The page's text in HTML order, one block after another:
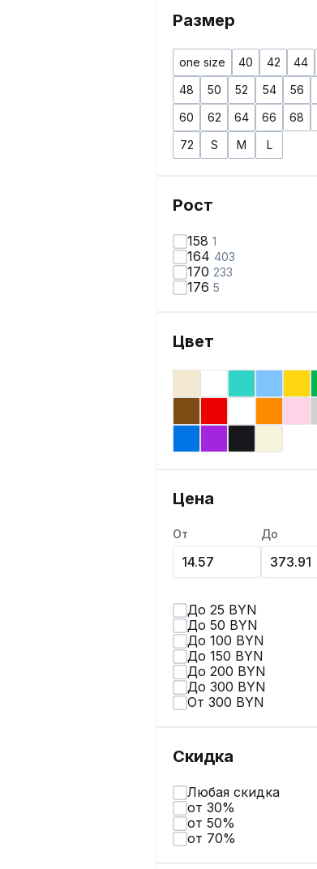
Размер
one size 40 42 44
48
50 52 54 56
60
62 64 66 68
72
S M L
Рост
158 1
164 403
170 233
176 5
Цвет
Цена
От До
До 25 BYN
До 50 BYN
До 100 BYN
До 150 BYN
До 200 BYN
До 300 BYN
От 300 BYN
Скидка
Любая скидка
от 30%
от 50%
от 70%